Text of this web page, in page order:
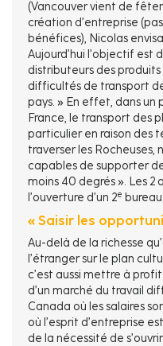
(Vancouver vient de fêter
création d’entreprise
bénéfices), Nicolas
Aujourd’hui l’objectif est
distributeurs des
difficultés de transport
pays. » En effet, dans un
France, le transport des
particulier en raison des
traverser les Rocheuses,
capables de supporter
moins 40 degrés ». Les 2
l’ouverture d’un 2e
« Saisir les
Au-delà de la richesse
l’étranger sur le plan
c’est aussi mettre à
d’un marché du travail
Canada où les salaires
où l’esprit d’entreprise
de la nécessité de